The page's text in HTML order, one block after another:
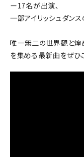
ー17名が出演、
一部アイリッシュダン
唯一無二の世界観と煌
を集める最新曲をぜひ